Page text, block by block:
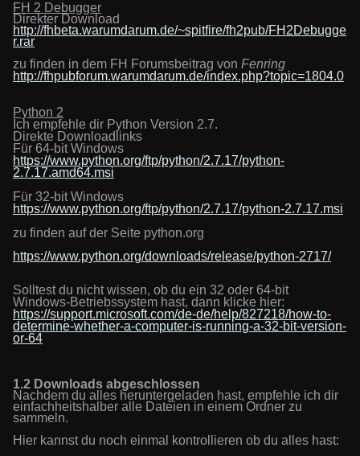
FH 2 Debugger
Direkter Download
http://fhbeta.warumdarum.de/~spitfire/fh2pub/FH2Debugge
r.rar
zu finden in dem FH Forumsbeitrag von Fenring
http://fhpubforum.warumdarum.de/index.php?topic=1804.0
Python 2
Ich empfehle dir Python Version 2.7.
Direkte Downloadlinks
Für 64-bit Windows
https://www.python.org/ftp/python/2.7.17/python-
2.7.17.amd64.msi
Für 32-bit Windows
https://www.python.org/ftp/python/2.7.17/python-2.7.17.msi
zu finden auf der Seite python.org
https://www.python.org/downloads/release/python-2717/
Solltest du nicht wissen, ob du ein 32 oder 64-bit
Windows-Betriebssystem hast, dann klicke hier:
https://support.microsoft.com/de-de/help/827218/how-to-
determine-whether-a-computer-is-running-a-32-bit-version-
or-64
1.2 Downloads abgeschlossen
Nachdem du alles heruntergeladen hast, empfehle ich dir
einfachheitshalber alle Dateien in einem Ordner zu
sammeln.
Hier kannst du noch einmal kontrollieren ob du alles hast: